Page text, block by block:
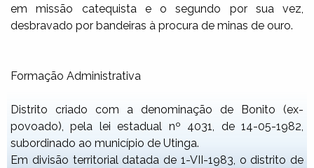
em missão catequista e o segundo por sua vez,
desbravado por bandeiras à procura de minas de ouro.
Formação Administrativa
Distrito criado com a denominação de Bonito (ex-
povoado), pela lei estadual nº 4031, de 14-05-1982,
subordinado ao município de Utinga.
Em divisão territorial datada de 1-VII-1983, o distrito de